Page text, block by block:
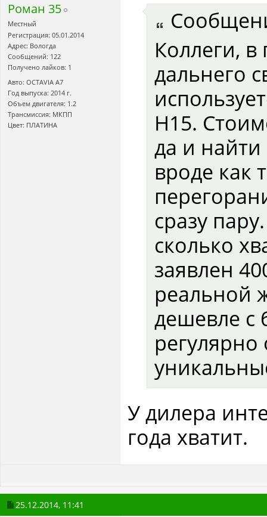
Роман 35
Местный
Регистрация: 05.01.2014
Адрес: Вологда
Сообщений: 122
Получено лайков: 1
Авто: OCTAVIA A7
Год выпуска: 2014 г.
Объем двигателя: 1.2
Трансмиссия: МКПП
Цвет: ПЛАТИНА
Коллеги,
дальнего
H15.
да и
вроде как
сразу
сколько
заявлен
реальной
дешевле с
регулярно
У дилера
года хватит.
25.12.2014, 11:41